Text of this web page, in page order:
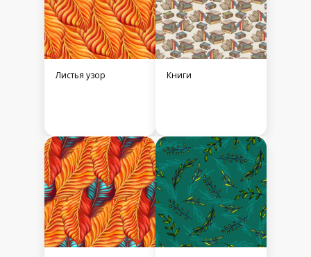
Листья узор Книги